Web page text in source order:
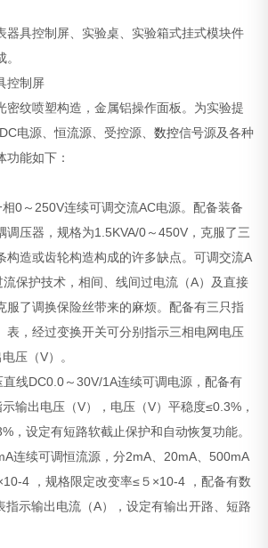
器具控制屏、实验桌、实验箱式挂式模块件
控制屏
密纹喷塑构造，金属铝操作面板。为实验提
电源、恒流源、受控源、数控信号源及各种
功能如下：
0～250V连续可调交流AC电源。配备装备
调压器，规格为1.5KVA/0～450V，克服了三
构造或齿轮构造构成的许多缺点。可调交流A
保护技术，相间、线间过电流（A）及直接
服了调换保险丝带来的麻烦。配备有三只指
表，经过变换开关可分别指示三相电网电压
压（V）。
线DC0.0～30V/1A连续可调电源，配备有
输出电压（V），电压（V）平稳度≤0.3%，
，设定有短路软截止保护和自动恢复功能。
连续可调恒流源，分2mA、20mA、500mA
4 ，规格限定改变率≤５×10-4 ，配备有数
指示输出电流（A），设定有输出开路、短路